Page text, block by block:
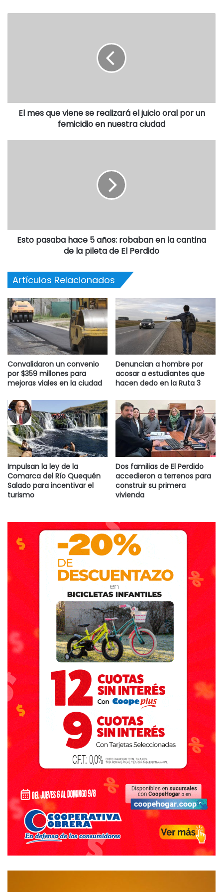
desde el pie de los cerros para frenar el siniestro. La Ruta
76 permanece cortada hasta nuevo aviso. (Arnaldo Botto –
El mes que viene se realizará el juicio oral por un
femicidio en nuestra ciudad
Esto pasaba hace 5 años: robaban en la cantina
de la pileta de El Perdido
Artículos Relacionados
Convalidaron un convenio
por $359 millones para
mejoras viales en la ciudad
Denuncian a hombre por
acosar a estudiantes que
hacen dedo en la Ruta 3
Impulsan la ley de la
Comarca del Río Quequén
Salado para incentivar el
turismo
Dos familias de El Perdido
accedieron a terrenos para
construir su primera
vivienda